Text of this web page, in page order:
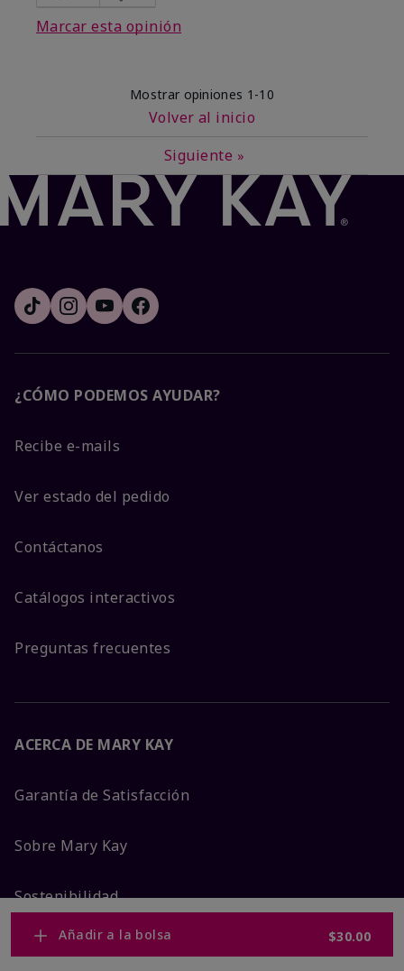
Añadir a la bolsa $30.00
Marcar esta opinión
Mostrar opiniones 1-10
Volver al inicio
Siguiente »
¿CÓMO PODEMOS AYUDAR?
Recibe e-mails
Ver estado del pedido
Contáctanos
Catálogos interactivos
Preguntas frecuentes
ACERCA DE MARY KAY
Garantía de Satisfacción
Sobre Mary Kay
Sostenibilidad
Promesa De Producto